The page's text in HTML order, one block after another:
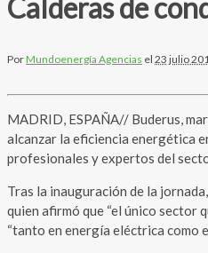
Calderas de
PorMundoenergía Agencias el 23 julio
MADRID, ESPAÑA// Buderus,
alcanzar la eficiencia energética
profesionales y expertos del
Tras la inauguración de la
quien afirmó que “el único sector
“tanto en energía eléctrica como